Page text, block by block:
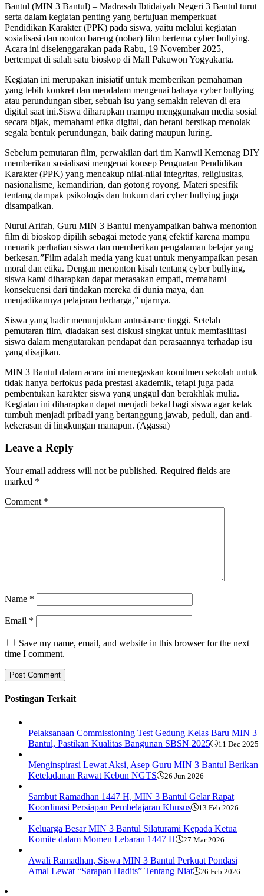
Bantul (MIN 3 Bantul) – Madrasah Ibtidaiyah Negeri 3 Bantul turut
serta dalam kegiatan penting yang bertujuan memperkuat
Pendidikan Karakter (PPK) pada siswa, yaitu melalui kegiatan
sosialisasi dan nonton bareng (nobar) film bertema cyber bullying.
Acara ini diselenggarakan pada Rabu, 19 November 2025,
bertempat di salah satu bioskop di Mall Pakuwon Yogyakarta.​
Kegiatan ini merupakan inisiatif untuk memberikan pemahaman
yang lebih konkret dan mendalam mengenai bahaya cyber bullying
atau perundungan siber, sebuah isu yang semakin relevan di era
digital saat ini.​Siswa diharapkan mampu menggunakan media sosial
secara bijak, memahami etika digital, dan berani bersikap menolak
segala bentuk perundungan, baik daring maupun luring.​
Sebelum pemutaran film, perwakilan dari tim Kanwil Kemenag DIY
memberikan sosialisasi mengenai konsep Penguatan Pendidikan
Karakter (PPK) yang mencakup nilai-nilai integritas, religiusitas,
nasionalisme, kemandirian, dan gotong royong. Materi spesifik
tentang dampak psikologis dan hukum dari cyber bullying juga
disampaikan.
​Nurul Arifah, Guru MIN 3 Bantul menyampaikan bahwa menonton
film di bioskop dipilih sebagai metode yang efektif karena mampu
menarik perhatian siswa dan memberikan pengalaman belajar yang
berkesan.​”Film adalah media yang kuat untuk menyampaikan pesan
moral dan etika. Dengan menonton kisah tentang cyber bullying,
siswa kami diharapkan dapat merasakan empati, memahami
konsekuensi dari tindakan mereka di dunia maya, dan
menjadikannya pelajaran berharga,” ujarnya.
Siswa yang hadir menunjukkan antusiasme tinggi. Setelah
pemutaran film, diadakan sesi diskusi singkat untuk memfasilitasi
siswa dalam mengutarakan pendapat dan perasaannya terhadap isu
yang disajikan.
MIN 3 Bantul dalam acara ini menegaskan komitmen sekolah untuk
tidak hanya berfokus pada prestasi akademik, tetapi juga pada
pembentukan karakter siswa yang unggul dan berakhlak mulia.
Kegiatan ini diharapkan dapat menjadi bekal bagi siswa agar kelak
tumbuh menjadi pribadi yang bertanggung jawab, peduli, dan anti-
kekerasan di lingkungan manapun. (Agassa)
Leave a Reply
Your email address will not be published. Required fields are
marked *
Comment *
Name *
Email *
Save my name, email, and website in this browser for the next
time I comment.
Postingan Terkait
Pelaksanaan Commissioning Test Gedung Kelas Baru MIN 3
Bantul, Pastikan Kualitas Bangunan SBSN 2025
11 Dec 2025
Menginspirasi Lewat Aksi, Asep Guru MIN 3 Bantul Berikan
Keteladanan Rawat Kebun NGTS
26 Jun 2026
Sambut Ramadhan 1447 H, MIN 3 Bantul Gelar Rapat
Koordinasi Persiapan Pembelajaran Khusus
13 Feb 2026
Keluarga Besar MIN 3 Bantul Silaturami Kepada Ketua
Komite dalam Momen Lebaran 1447 H
27 Mar 2026
Awali Ramadhan, Siswa MIN 3 Bantul Perkuat Pondasi
Amal Lewat “Sarapan Hadits” Tentang Niat
26 Feb 2026